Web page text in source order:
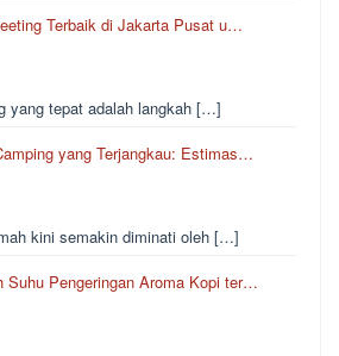
Terbaik di Jakarta Pusat u…
yang tepat adalah langkah […]
yang Terjangkau: Estimas…
kini semakin diminati oleh […]
Suhu Pengeringan Aroma Kopi ter…